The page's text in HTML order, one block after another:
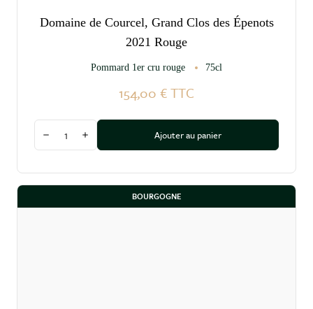
Domaine de Courcel, Grand Clos des Épenots
2021 Rouge
Pommard 1er cru rouge 75cl
154,00 €TTC
Diminuer la quantité
Augmenter la quantitéAjouter au panier
BOURGOGNE